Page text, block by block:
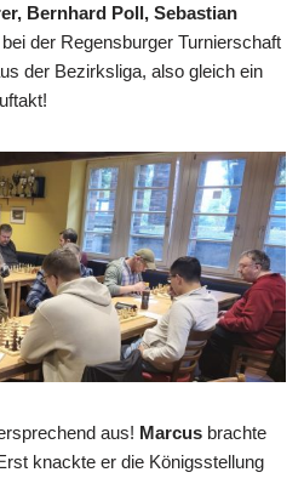
Bernhard Poll, Sebastian
bei der Regensburger Turnierschaft
der Bezirksliga, also gleich ein
aus! Marcus brachte
knackte er die Königsstellung